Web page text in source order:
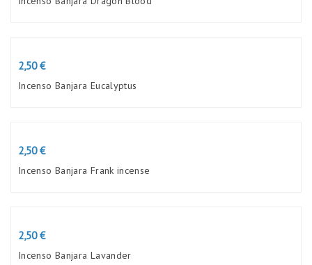
Preço
2,50 €
Incenso Banjara Eucalyptus
Preço
2,50 €
Incenso Banjara Frank incense
Preço
2,50 €
Incenso Banjara Lavander